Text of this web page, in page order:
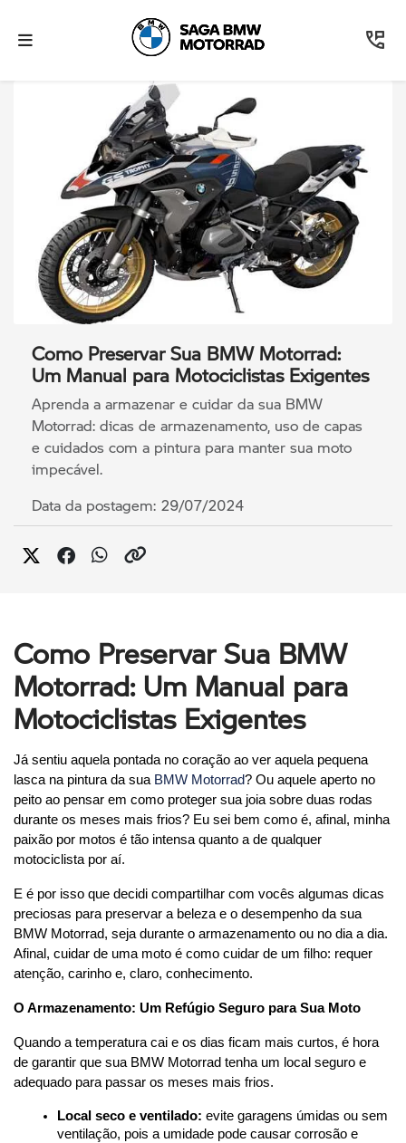
Como Preservar Sua BMW Motorrad:
Um Manual para Motociclistas Exigentes
Aprenda a armazenar e cuidar da sua BMW
Motorrad: dicas de armazenamento, uso de capas
e cuidados com a pintura para manter sua moto
impecável.
Data da postagem: 29/07/2024
Como Preservar Sua BMW
Motorrad: Um Manual para
Motociclistas Exigentes
Já sentiu aquela pontada no coração ao ver aquela pequena
lasca na pintura da sua BMW Motorrad? Ou aquele aperto no
peito ao pensar em como proteger sua joia sobre duas rodas
durante os meses mais frios? Eu sei bem como é, afinal, minha
paixão por motos é tão intensa quanto a de qualquer
motociclista por aí.
E é por isso que decidi compartilhar com vocês algumas dicas
preciosas para preservar a beleza e o desempenho da sua
BMW Motorrad, seja durante o armazenamento ou no dia a dia.
Afinal, cuidar de uma moto é como cuidar de um filho: requer
atenção, carinho e, claro, conhecimento.
O Armazenamento: Um Refúgio Seguro para Sua Moto
Quando a temperatura cai e os dias ficam mais curtos, é hora
de garantir que sua BMW Motorrad tenha um local seguro e
adequado para passar os meses mais frios.
Local seco e ventilado: evite garagens úmidas ou sem
ventilação, pois a umidade pode causar corrosão e